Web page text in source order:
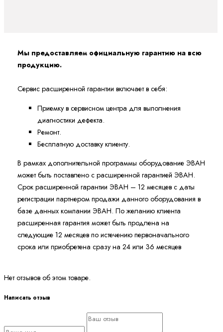
Мы предоставляем официальную гарантию на всю
продукцию.
Сервис расширенной гарантии включает в себя:
Приемку в сервисном центра для выполнения
диагностики дефекта.
Ремонт.
Бесплатную доставку клиенту.
В рамках дополнительной программы оборудование ЭВАН
может быть поставлено с расширенной гарантией ЭВАН.
Cрок расширенной гарантии ЭВАН – 12 месяцев с даты
регистрации партнером продажи данного оборудования в
базе данных компании ЭВАН. По желанию клиента
расширенная гарантия может быть продлена на
следующие 12 месяцев по истечению первоначального
срока или приобретена сразу на 24 или 36 месяцев
Нет отзывов об этом товаре.
Написать отзыв